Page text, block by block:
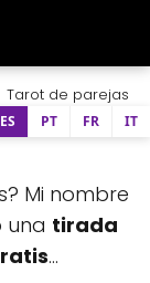
Tarot de parejas
Mi nombre
una tirada
...
ES PT FR IT